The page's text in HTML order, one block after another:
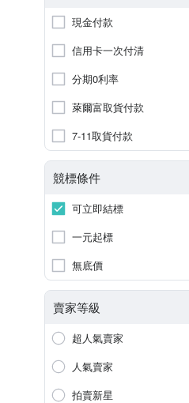
現金付款
信用卡一次付清
分期0利率
萊爾富取貨付款
7-11取貨付款
競標條件
可立即結標
一元起標
無底價
賣家等級
超人氣賣家
人氣賣家
拍賣新星